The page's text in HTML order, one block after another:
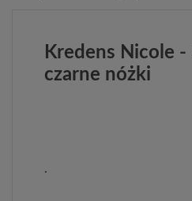
Kredens Nicole -
czarne nóżki
.